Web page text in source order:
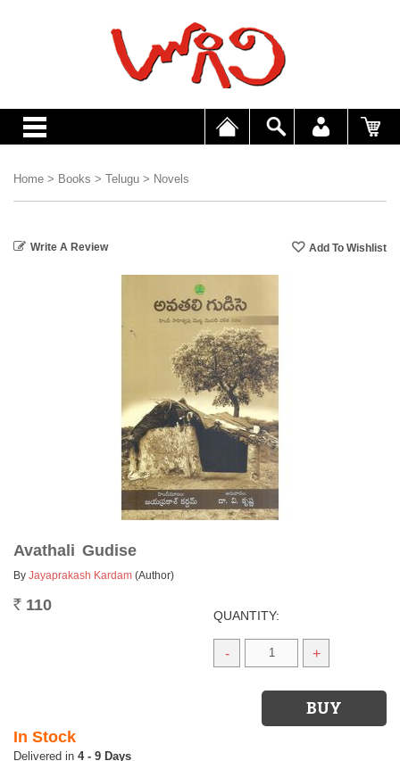
Home > Books > Telugu > Novels
Write A Review
Avathali Gudise
By Jayaprakash Kardam (Author)
Rs. 110
QUANTITY:
- +
In Stock
4 - 9 Days